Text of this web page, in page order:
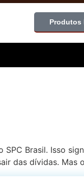
Produtos
Brasil. Isso
das dívidas. Mas